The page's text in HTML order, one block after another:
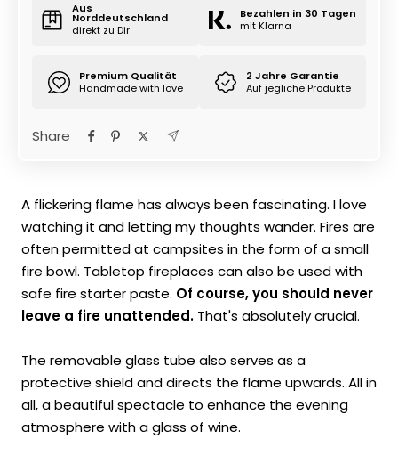
Aus
Norddeutschland
direkt zu Dir
Bezahlen in 30 Tagen
mit Klarna
Premium Qualität
Handmade with love
2 Jahre Garantie
Auf jegliche Produkte
Share
A flickering flame has always been fascinating. I love
watching it and letting my thoughts wander. Fires are
often permitted at campsites in the form of a small
fire bowl. Tabletop fireplaces can also be used with
safe fire starter paste. Of course, you should never
leave a fire unattended. That's absolutely crucial.
The removable glass tube also serves as a
protective shield and directs the flame upwards. All in
all, a beautiful spectacle to enhance the evening
atmosphere with a glass of wine.